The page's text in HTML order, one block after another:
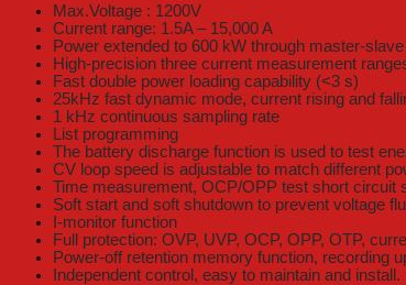
Max.Voltage : 1200V
Current range: 1.5A – 15,000 A
Power extended to 600 kW through master-
High-precision three current measurement
Fast double power loading capability (<3 s)
25kHz fast dynamic mode, current rising and
1 kHz continuous sampling rate
List programming
The battery discharge function is used to test
CV loop speed is adjustable to match different
Time measurement, OCP/OPP test short circuit
Soft start and soft shutdown to prevent voltage
I-monitor function
Full protection: OVP, UVP, OCP, OPP, OTP,
Power-off retention memory function, recording
Independent control, easy to maintain and install.